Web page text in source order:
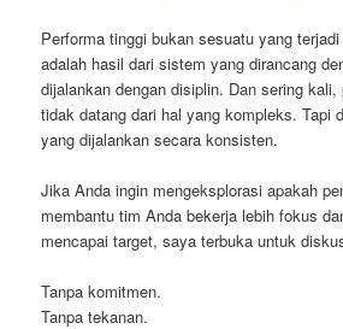
Performa tinggi bukan sesuatu yang
adalah hasil dari sistem yang dirancang
dijalankan dengan disiplin. Dan sering kali,
tidak datang dari hal yang kompleks. Tapi
yang dijalankan secara konsisten.
Jika Anda ingin mengeksplorasi apakah
membantu tim Anda bekerja lebih fokus
mencapai target, saya terbuka untuk
Tanpa komitmen.
Tanpa tekanan.